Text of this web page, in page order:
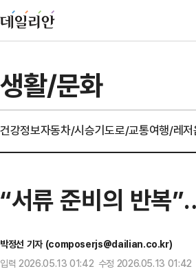
생활/문화
건강정보자동차/시승기도로/교통여행/레저
“서류 준비의 반복
박정선 기자 (composerjs@dailian.co.kr)
입력 2026.05.13 01:42 수정 2026.05.13 01:42